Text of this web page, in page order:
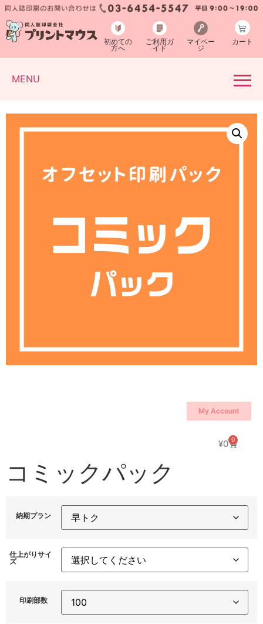
初めての
方へ
ご利用ガ
イド
マイペー
ジ
カート
MENU
My Account
¥0 0
コミックパック
納期プラン
仕上がりサイ
ズ
印刷部数